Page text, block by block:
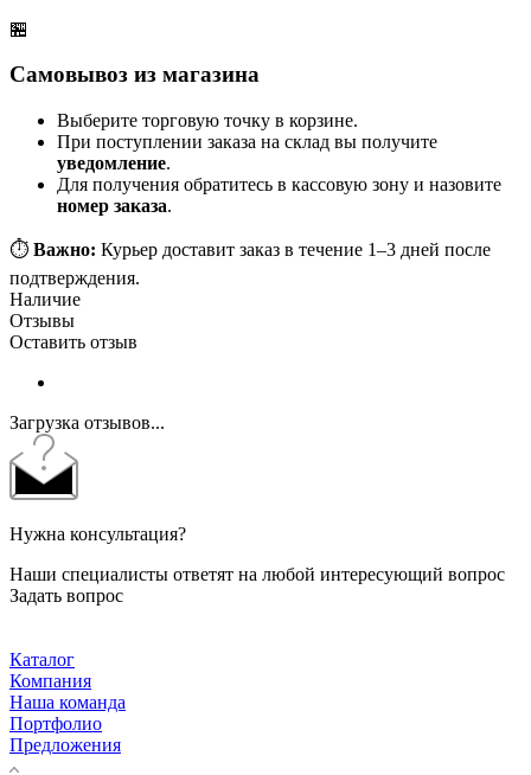
🏪
Самовывоз из магазина
Выберите торговую точку в корзине.
При поступлении заказа на склад вы получите
уведомление.
Для получения обратитесь в кассовую зону и назовите
номер заказа.
⏱️ Важно: Курьер доставит заказ в течение 1–3 дней после
подтверждения.
Наличие
Отзывы
Оставить отзыв
Загрузка отзывов...
Нужна консультация?
Наши специалисты ответят на любой интересующий вопрос
Задать вопрос
Каталог
Компания
Наша команда
Портфолио
Предложения